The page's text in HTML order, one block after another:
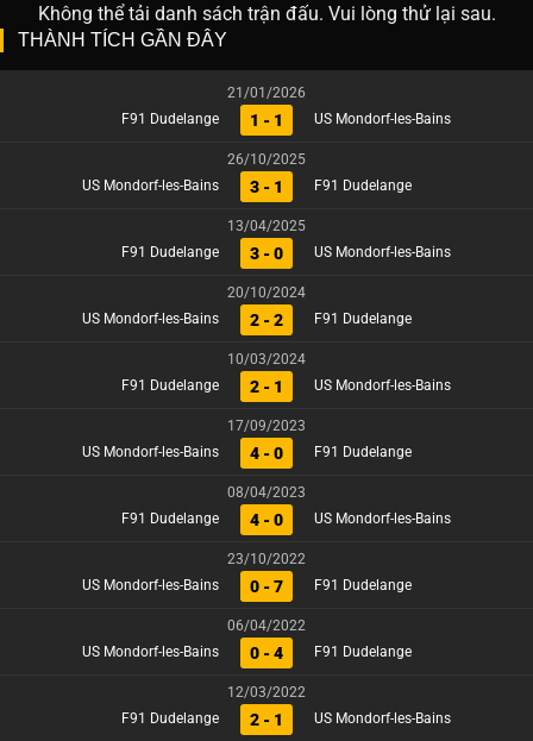
Không thể tải danh sách trận đấu. Vui lòng thử lại sau.
THÀNH TÍCH GẦN ĐÂY
21/01/2026
F91 Dudelange
1 - 1 US Mondorf-les-Bains
26/10/2025
US Mondorf-les-Bains
3 - 1 F91 Dudelange
13/04/2025
F91 Dudelange
3 - 0 US Mondorf-les-Bains
20/10/2024
US Mondorf-les-Bains
2 - 2 F91 Dudelange
10/03/2024
F91 Dudelange
2 - 1 US Mondorf-les-Bains
17/09/2023
US Mondorf-les-Bains
4 - 0 F91 Dudelange
08/04/2023
F91 Dudelange
4 - 0 US Mondorf-les-Bains
23/10/2022
US Mondorf-les-Bains
0 - 7 F91 Dudelange
06/04/2022
US Mondorf-les-Bains
0 - 4 F91 Dudelange
12/03/2022
F91 Dudelange
2 - 1 US Mondorf-les-Bains